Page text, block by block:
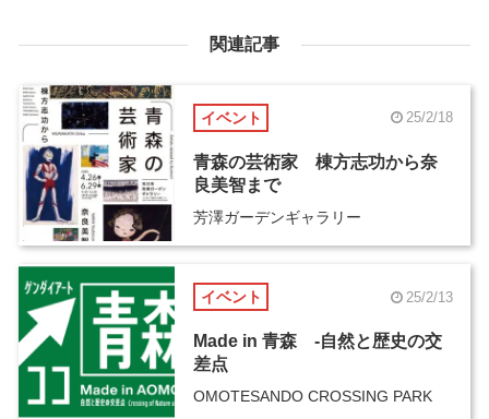
関連記事
イベント 25/2/18
青森の芸術家 棟方志功から奈
良美智まで
芳澤ガーデンギャラリー
イベント 25/2/13
Made in 青森 -自然と歴史の交
差点
OMOTESANDO CROSSING PARK